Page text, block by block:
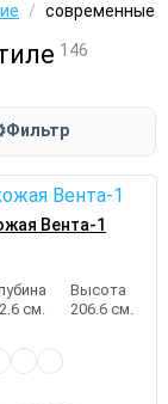
/ современные
146
Фильтр
Вента-1
см.
Высота
206.6 см.